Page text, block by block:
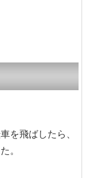
を飛ばしたら、
。